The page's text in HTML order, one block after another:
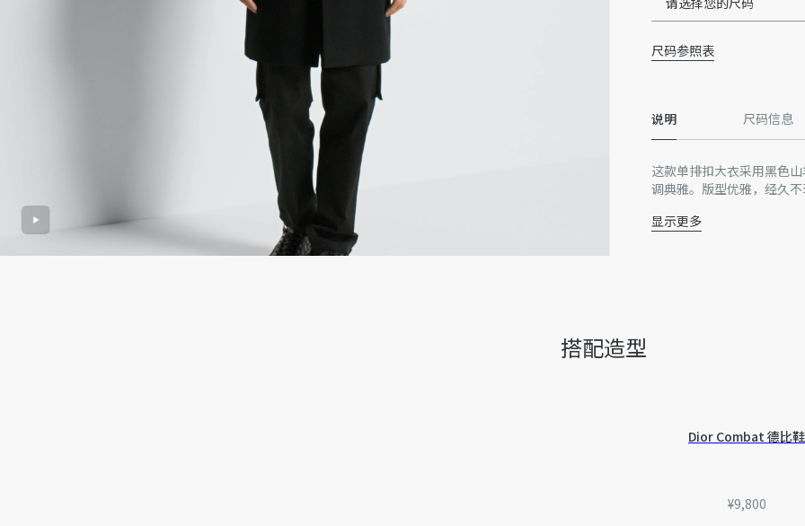
尺码参照表
说明 尺码信息
这款单排扣大衣采用黑色
调典雅。版型优雅，经久不
戗驳领
显示更多
搭配造型
Dior Combat 德比鞋
¥9,800